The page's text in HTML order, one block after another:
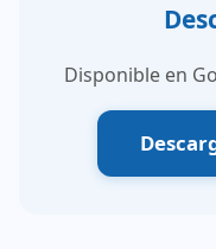
Disponible en